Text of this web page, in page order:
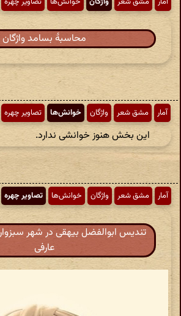
محاسبهٔ بسامد واژگان
آمار مشق شعر واژگان خوانش‌ها تصاویر چهره
این بخش هنوز خوانشی ندارد.
آمار مشق شعر واژگان خوانش‌ها تصاویر چهره
تندیس ابوالفضل بیهقی در شهر
عارفی